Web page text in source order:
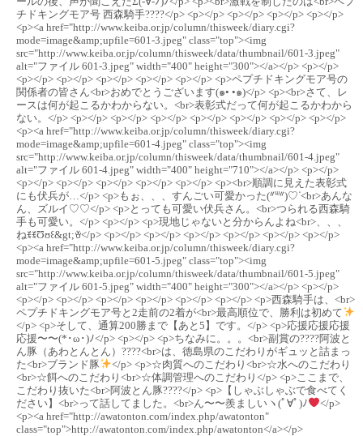
チドキングモア号 西森騎手????</p> <p></p> <p></p> <p></p> <p></p>
<p><a href="http://www.keiba.or.jp/column/thisweek/diary.cgi?
mode=image&amp;upfile=601-3.jpeg" class="top"><img
src="http://www.keiba.or.jp/column/thisweek/data/thumbnail/601-3.jpeg"
alt="ファイル 601-3.jpeg" width="400" height="300"></a></p> <p></p>
<p></p> <p></p> <p></p> <p></p> <p></p> <p>ペプチドキングモア号の
関係者の皆さん<br>おめでとうございます(๑• •๑)</p> <p><br>さて、レ
ースは何が起こるかわからない。<br>表彰式だって何が起こるかわから
ない。</p> <p></p> <p></p> <p></p> <p></p> <p></p> <p></p> <p></p>
<p><a href="http://www.keiba.or.jp/column/thisweek/diary.cgi?
mode=image&amp;upfile=601-4.jpeg" class="top"><img
src="http://www.keiba.or.jp/column/thisweek/data/thumbnail/601-4.jpeg"
alt="ファイル 601-4.jpeg" width="400" height="710"></a></p> <p></p>
<p></p> <p></p> <p></p> <p></p> <p></p> <p><br>順調に見えた表彰式
にも伏兵が…</p> <p>もぉ、、、すんごい可愛かった(ᐥᐜᐥ)♡ᐝ<br>あんな
ん、ズルイ♡♡</p> <p>とっても可愛い伏兵さん。<br>つられる西森騎
手も可愛い。</p> <p></p> <p>現地じゃないと分からんよね<br>、、、
ねꉂꉂƱʊ꒰&gt;ꈊ</p> <p></p> <p></p> <p></p> <p></p> <p></p> <p></p>
<p><a href="http://www.keiba.or.jp/column/thisweek/diary.cgi?
mode=image&amp;upfile=601-5.jpeg" class="top"><img
src="http://www.keiba.or.jp/column/thisweek/data/thumbnail/601-5.jpeg"
alt="ファイル 601-5.jpeg" width="400" height="300"></a></p> <p></p>
<p></p> <p></p> <p></p> <p></p> <p></p> <p></p> <p>西森騎手は、<br>
ペプチドキングモア号と2走前の2着が<br>最高順位で、勝利は初めて
</p> <p>そして、通算200勝まで【あと5】です。</p> <p>応援応援応援
応援〜〜(*･ω･)ﾉ</p> <p></p> <p>ちなみに。。。<br>副賞の????阿波と
ん豚（あわとんとん）????<br>は、徳島県のこだわりがギュッと詰まっ
た<br>ブランド豚
</p> <p>☆肉質へのこだわり<br>☆水へのこだわり
<br>☆餌へのこだわり<br>☆体調管理へのこだわり</p> <p>ここまで、
こだわり抜いた<br>阿波とん豚????</p> <p>【しゃぶしゃぶで食べてく
ださい】<br>って話してました。<br>ん〜〜羨ましいヽ(ﾟ∀ﾟ)ﾉ
</p>
<p><a href="http://awatonton.com/index.php/awatonton"
class="top">http://awatonton.com/index.php/awatonton</a></p>